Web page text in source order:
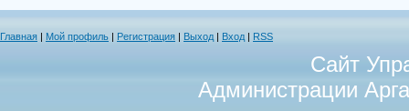
Главная Мой профиль Регистрация Выход Вход RSS
Сайт
Администрации